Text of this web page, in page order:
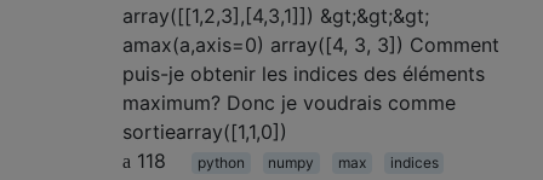
array([[1,2,3],[4,3,1]]) &gt;&gt;&gt;
amax(a,axis=0) array([4, 3, 3]) Comment
puis-je obtenir les indices des éléments
maximum? Donc je voudrais comme
sortiearray([1,1,0])
118
python numpy max indices